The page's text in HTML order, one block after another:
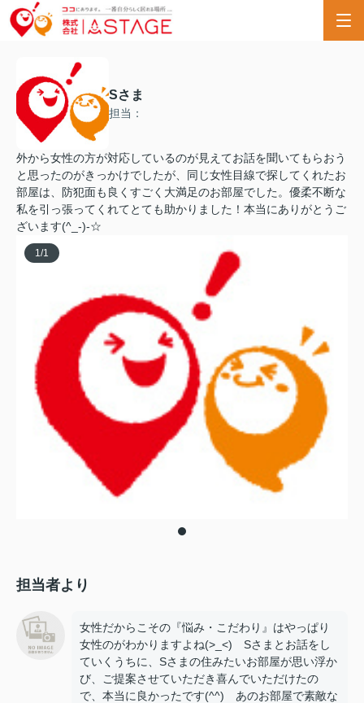
Sさま
担当：
外から女性の方が対応しているのが見えてお話を聞いてもらおう
と思ったのがきっかけでしたが、同じ女性目線で探してくれたお
部屋は、防犯面も良くすごく大満足のお部屋でした。優柔不断な
私を引っ張ってくれてとても助かりました！本当にありがとうご
ざいます(^_-)-☆
1/1
担当者より
女性だからこその『悩み・こだわり』はやっぱり
女性のがわかりますよね(>_<) Sさまとお話をし
ていくうちに、Sさまの住みたいお部屋が思い浮か
び、ご提案させていただき喜んでいただけたの
で、本当に良かったです(^^) あのお部屋で素敵な